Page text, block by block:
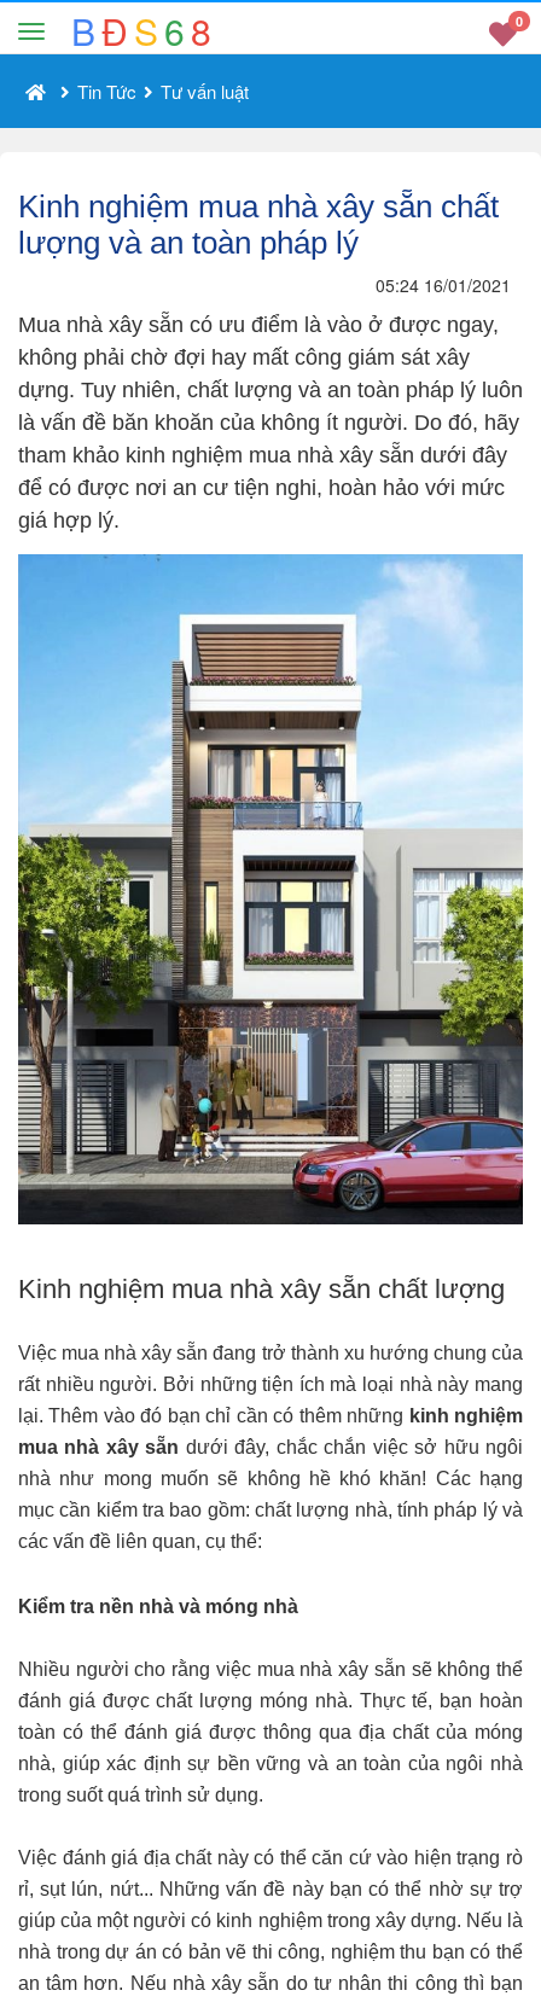
BĐS68 0
Tin Tức Tư vấn luật
Kinh nghiệm mua nhà xây sẵn chất
lượng và an toàn pháp lý
05:24 16/01/2021
Mua nhà xây sẵn có ưu điểm là vào ở được ngay,
không phải chờ đợi hay mất công giám sát xây
dựng. Tuy nhiên, chất lượng và an toàn pháp lý luôn
là vấn đề băn khoăn của không ít người. Do đó, hãy
tham khảo kinh nghiệm mua nhà xây sẵn dưới đây
để có được nơi an cư tiện nghi, hoàn hảo với mức
giá hợp lý.
Kinh nghiệm mua nhà xây sẵn chất lượng
Việc mua nhà xây sẵn đang trở thành xu hướng chung của
rất nhiều người. Bởi những tiện ích mà loại nhà này mang
lại. Thêm vào đó bạn chỉ cần có thêm những kinh nghiệm
mua nhà xây sẵn dưới đây, chắc chắn việc sở hữu ngôi
nhà như mong muốn sẽ không hề khó khăn! Các hạng
mục cần kiểm tra bao gồm: chất lượng nhà, tính pháp lý và
các vấn đề liên quan, cụ thể:
Kiểm tra nền nhà và móng nhà
Nhiều người cho rằng việc mua nhà xây sẵn sẽ không thể
đánh giá được chất lượng móng nhà. Thực tế, bạn hoàn
toàn có thể đánh giá được thông qua địa chất của móng
nhà, giúp xác định sự bền vững và an toàn của ngôi nhà
trong suốt quá trình sử dụng.
Việc đánh giá địa chất này có thể căn cứ vào hiện trạng rò
rỉ, sụt lún, nứt... Những vấn đề này bạn có thể nhờ sự trợ
giúp của một người có kinh nghiệm trong xây dựng. Nếu là
nhà trong dự án có bản vẽ thi công, nghiệm thu bạn có thể
an tâm hơn. Nếu nhà xây sẵn do tư nhân thi công thì bạn